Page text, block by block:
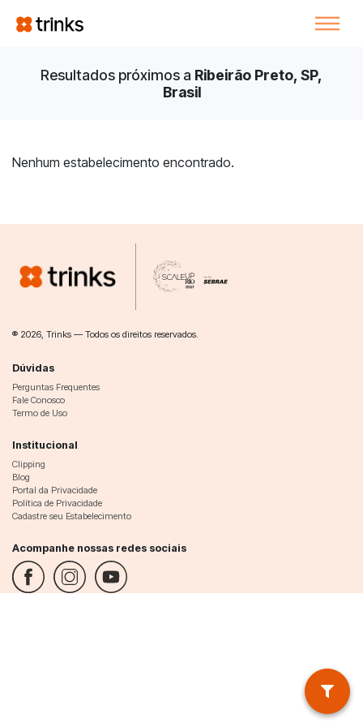
Resultados próximos a Ribeirão Preto, SP,
Brasil
Nenhum estabelecimento encontrado.
® 2026, Trinks — Todos os direitos reservados.
Dúvidas
Perguntas Frequentes
Fale Conosco
Termo de Uso
Institucional
Clipping
Blog
Portal da Privacidade
Política de Privacidade
Cadastre seu Estabelecimento
Acompanhe nossas redes sociais